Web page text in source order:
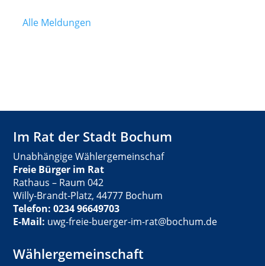
Alle Meldungen
Im Rat der Stadt Bochum
Unabhängige Wählergemeinschaf
Freie Bürger im Rat
Rathaus – Raum 042
Willy-Brandt-Platz, 44777 Bochum
Telefon: 0234 96649703
E-Mail: uwg-freie-buerger-im-rat@bochum.de
Wählergemeinschaft